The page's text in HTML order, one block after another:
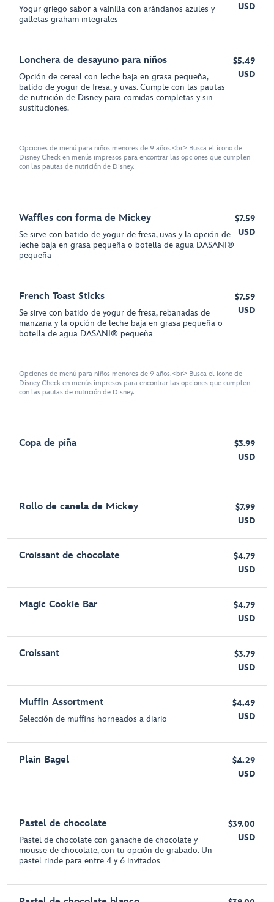
Yogur griego sabor a vainilla con arándanos azules y
galletas graham integrales
USD
Lonchera de desayuno para niños
Opción de cereal con leche baja en grasa pequeña,
batido de yogur de fresa, y uvas. Cumple con las pautas
de nutrición de Disney para comidas completas y sin
sustituciones.
$5.49
USD
Opciones de menú para niños menores de 9 años.<br> Busca el ícono de
Disney Check en menús impresos para encontrar las opciones que cumplen
con las pautas de nutrición de Disney.
Waffles con forma de Mickey
Se sirve con batido de yogur de fresa, uvas y la opción de
leche baja en grasa pequeña o botella de agua DASANI®
pequeña
$7.59
USD
French Toast Sticks
Se sirve con batido de yogur de fresa, rebanadas de
manzana y la opción de leche baja en grasa pequeña o
botella de agua DASANI® pequeña
$7.59
USD
Opciones de menú para niños menores de 9 años.<br> Busca el ícono de
Disney Check en menús impresos para encontrar las opciones que cumplen
con las pautas de nutrición de Disney.
Copa de piña
$3.99
USD
Rollo de canela de Mickey
$7.99
USD
Croissant de chocolate
$4.79
USD
Magic Cookie Bar
$4.79
USD
Croissant
$3.79
USD
Muffin Assortment
Selección de muffins horneados a diario
$4.49
USD
Plain Bagel
$4.29
USD
Pastel de chocolate
Pastel de chocolate con ganache de chocolate y
mousse de chocolate, con tu opción de grabado. Un
pastel rinde para entre 4 y 6 invitados
$39.00
USD